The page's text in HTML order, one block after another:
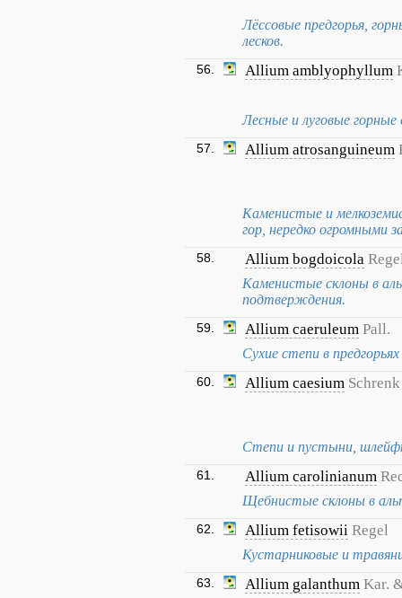
Лёссовые предгорья,
лесков.
56. Allium amblyophyllum
Лесные и луговые горные
57. Allium atrosanguineum
Каменистые и
гор, нередко огромными
58. Allium bogdoicola
Каменистые склоны в
подтверждения.
59. Allium caeruleum Pall.
Сухие степи в
60. Allium caesium Schrenk
Степи и пустыни,
61. Allium carolinianum
Щебнистые склоны в
62. Allium fetisowii Regel
Кустарниковые и
63. Allium galanthum Kar.